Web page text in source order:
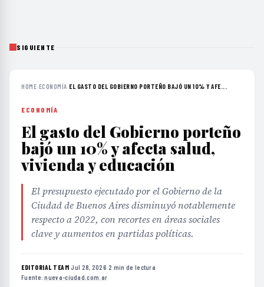
SIGUIENTE
HOME›ECONOMÍA›EL GASTO DEL GOBIERNO PORTEÑO BAJÓ UN 10% Y AFE...
ECONOMÍA
El gasto del Gobierno porteño
bajó un 10% y afecta salud,
vivienda y educación
El presupuesto ejecutado por el Gobierno de la
Ciudad de Buenos Aires disminuyó notablemente
respecto a 2022, con recortes en áreas sociales
clave y aumentos en partidas políticas.
EDITORIAL TEAM·Jul 28, 2026·2 min de lectura·
Fuente:nueva-ciudad.com.ar